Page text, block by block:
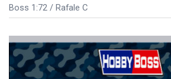
Boss 1:72 / Rafale C